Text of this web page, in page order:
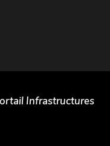
Infrastructures